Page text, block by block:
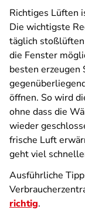
Richtiges Lüften
Die wichtigste
täglich
die Fenster
besten erzeugen
öffnen. So wird
ohne dass die
wieder
frische Luft
geht viel
Ausführliche
richtig.